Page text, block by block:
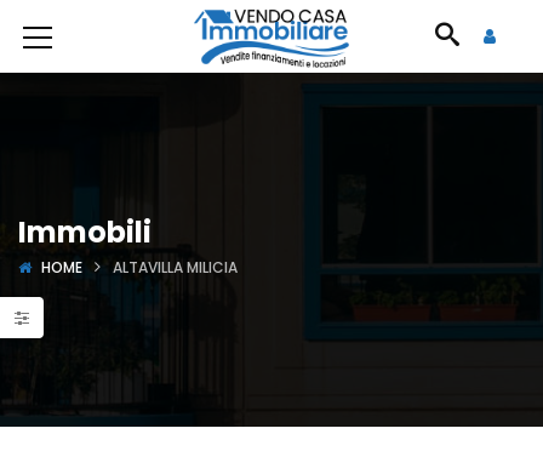
Immobili
HOME ALTAVILLA MILICIA